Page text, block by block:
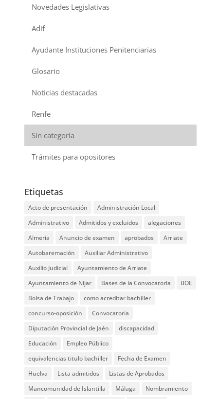
Novedades Legislativas
Adif
Ayudante Instituciones Penitenciarias
Glosario
Noticias destacadas
Renfe
Sin categoría
Trámites para opositores
Etiquetas
Acto de presentación
Administración Local
Administrativo
Admitidos y excluidos
alegaciones
Almería
Anuncio de examen aprobados
Arriate
Autobaremación
Auxiliar Administrativo
Auxilio Judicial
Ayuntamiento de Arriate
Ayuntamiento de Níjar
Bases de la Convocatoria
BOE
Bolsa de Trabajo
como acreditar bachiller
concurso-oposición
Convocatoria
Diputación Provincial de Jaén
discapacidad
Educación
Empleo Público
equivalencias titulo bachiller
Fecha de Examen
Huelva
Lista admitidos
Listas de Aprobados
Mancomunidad de Islantilla
Málaga
Nombramiento